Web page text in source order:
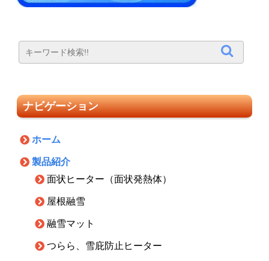
ナビゲーション
ホーム
製品紹介
面状ヒーター（面状発熱体）
屋根融雪
融雪マット
つらら、雪庇防止ヒーター